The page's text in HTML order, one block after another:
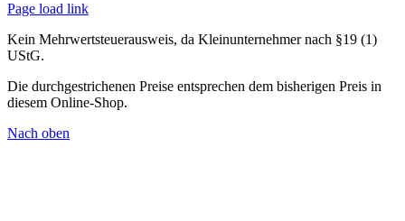
Page load link
Kein Mehrwertsteuerausweis, da Kleinunternehmer nach §19 (1)
UStG.
Die durchgestrichenen Preise entsprechen dem bisherigen Preis in
diesem Online-Shop.
Nach oben